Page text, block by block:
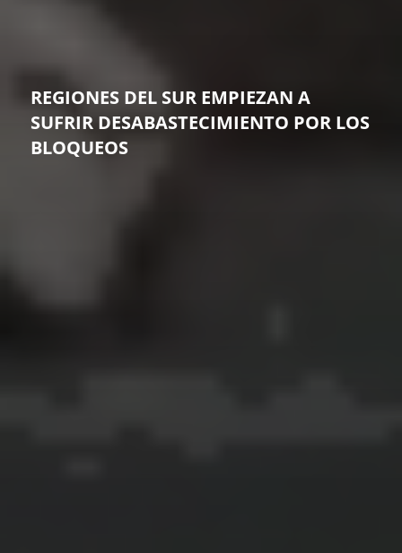
REGIONES DEL SUR EMPIEZAN A
SUFRIR DESABASTECIMIENTO POR LOS
BLOQUEOS